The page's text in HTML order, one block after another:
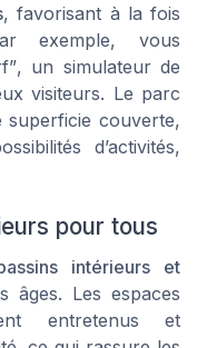
, favorisant à la fois
exemple, vous
, un simulateur de
visiteurs. Le parc
superficie couverte,
d’activités,
pour tous
intérieurs et
âges. Les espaces
entretenus et